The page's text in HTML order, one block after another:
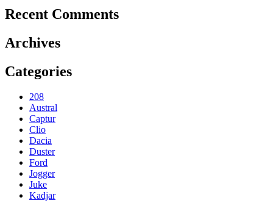
Recent Comments
Archives
Categories
208
Austral
Captur
Clio
Dacia
Duster
Ford
Jogger
Juke
Kadjar